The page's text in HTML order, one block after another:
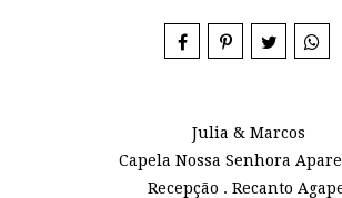
Julia & Marcos
Capela Nossa Senhora
Recepção . Recanto